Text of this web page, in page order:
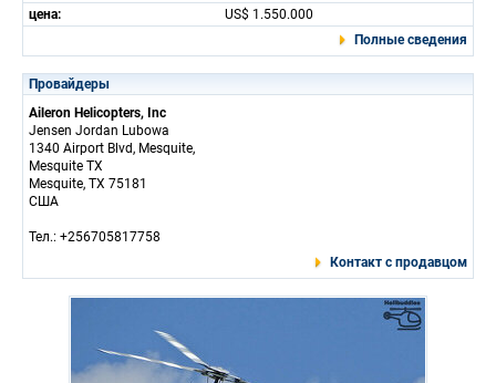
цена:
US$ 1.550.000
Полные сведения
Провайдеры
Aileron Helicopters, Inc
Jensen Jordan Lubowa
1340 Airport Blvd, Mesquite,
Mesquite TX
Mesquite, TX 75181
США
Тел.: +256705817758
Контакт с продавцом